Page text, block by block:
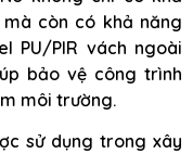
còn có khả năng
PU/PIR vách ngoài
bảo vệ công trình
môi trường.
sử dụng trong xây